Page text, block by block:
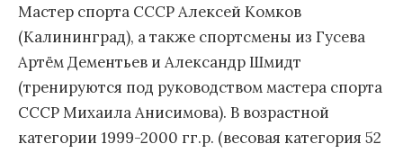
Мастер спорта СССР Алексей Комков
(Калининград), а также спортсмены из Гусева
Артём Дементьев и Александр Шмидт
(тренируются под руководством мастера спорта
СССР Михаила Анисимова). В возрастной
категории 1999-2000 гг.р. (весовая категория 52